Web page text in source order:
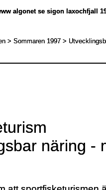
algonet se sigon laxochfjall
> Sommaren 1997 >
näring -
algonet se sigon laxochfjall
> Sommaren 1997 >
näring -